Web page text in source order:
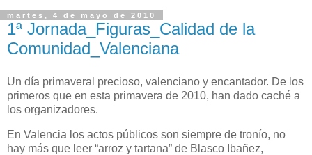
martes, 4 de mayo de 2010
1ª Jornada_Figuras_Calidad de la
Comunidad_Valenciana
Un día primaveral precioso, valenciano y encantador. De los
primeros que en esta primavera de 2010, han dado caché a
los organizadores.
En Valencia los actos públicos son siempre de tronío, no
hay más que leer “arroz y tartana” de Blasco Ibañez,